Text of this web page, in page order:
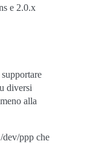
e 2.0.x
diversi
alla
dev/ppp che